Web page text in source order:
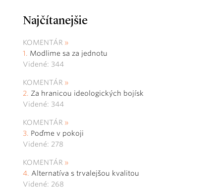
Najčítanejšie
KOMENTÁR
Modlime sa za jednotu
Videné: 344
KOMENTÁR
Za hranicou ideologických bojísk
Videné: 344
KOMENTÁR
Poďme v pokoji
Videné: 278
KOMENTÁR
Alternatíva s trvalejšou kvalitou
Videné: 268